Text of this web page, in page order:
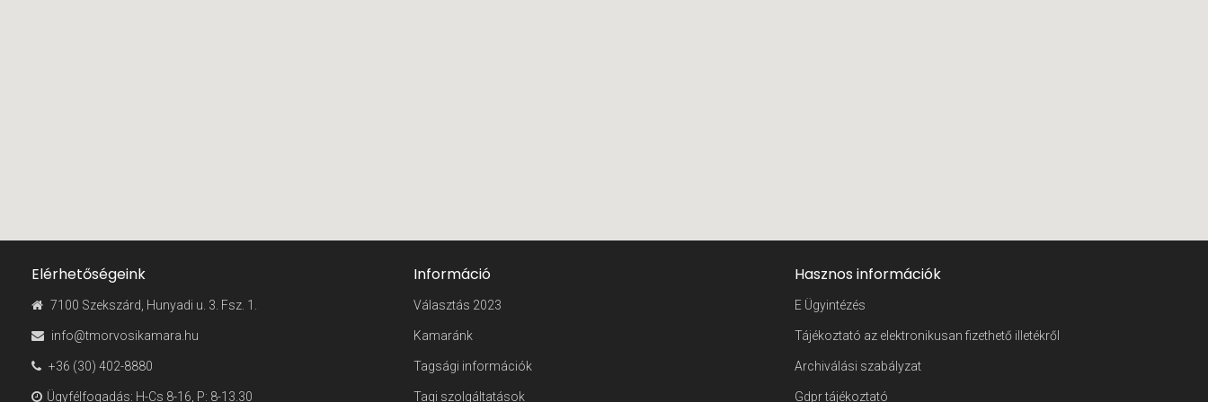
Elérhetőségeink
7100 Szekszárd, Hunyadi u. 3. Fsz. 1.
info@tmorvosikamara.hu
+36 (30) 402-8880
Ügyfélfogadás: H-Cs 8-16, P: 8-13.30
Információ
Választás 2023
Kamaránk
Tagsági információk
Tagi szolgáltatások
Hasznos információk
E Ügyintézés
Tájékoztató az elektronikusan fizethető illetékről
Archiválási szabályzat
Gdpr tájékoztató